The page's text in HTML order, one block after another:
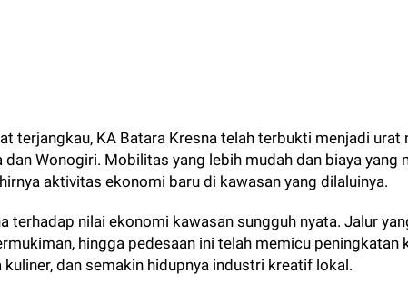
terjangkau, KA Batara Kresna telah terbukti menjadi urat
Wonogiri. Mobilitas yang lebih mudah dan biaya yang
aktivitas ekonomi baru di kawasan yang dilaluinya.
terhadap nilai ekonomi kawasan sungguh nyata. Jalur
hingga pedesaan ini telah memicu peningkatan
dan semakin hidupnya industri kreatif lokal.